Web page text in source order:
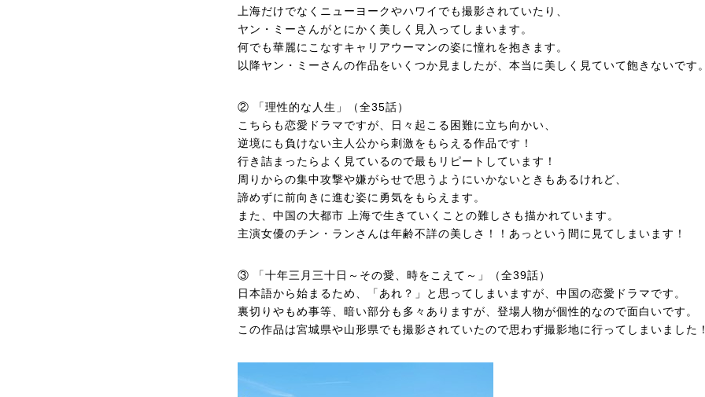
上海だけでなくニューヨークやハワイでも撮影されていたり、
ヤン・ミーさんがとにかく美しく見入ってしまいます。
何でも華麗にこなすキャリアウーマンの姿に憧れを抱きます。
以降ヤン・ミーさんの作品をいくつか見ましたが、本当に美しく見ていて飽きないです
② 「理性的な人生」（全35話）
こちらも恋愛ドラマですが、日々起こる困難に立ち向かい、
逆境にも負けない主人公から刺激をもらえる作品です！
行き詰まったらよく見ているので最もリピートしています！
周りからの集中攻撃や嫌がらせで思うようにいかないときもあるけれど、
諦めずに前向きに進む姿に勇気をもらえます。
また、中国の大都市 上海で生きていくことの難しさも描かれています。
主演女優のチン・ランさんは年齢不詳の美しさ！！あっという間に見てしまいます！
③ 「十年三月三十日～その愛、時をこえて～」（全39話）
日本語から始まるため、「あれ？」と思ってしまいますが、中国の恋愛ドラマです。
裏切りやもめ事等、暗い部分も多々ありますが、登場人物が個性的なので面白いです。
この作品は宮城県や山形県でも撮影されていたので思わず撮影地に行ってしまいました！